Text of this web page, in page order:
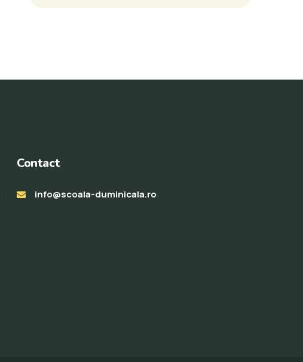
Contact
info@scoala-duminicala.ro